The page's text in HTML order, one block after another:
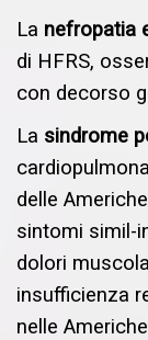
La nefropatia
di HFRS,
con decorso
La sindrome
delle
sintomi simil-
dolori
insufficienza
nelle